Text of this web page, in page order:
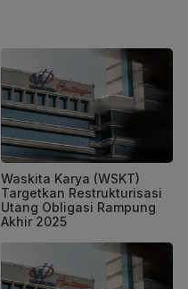
Waskita Karya (WSKT)
Targetkan Restrukturisasi
Utang Obligasi Rampung
Akhir 2025